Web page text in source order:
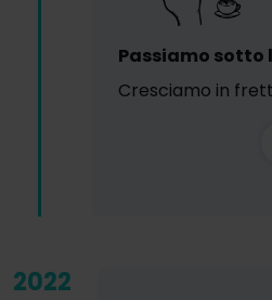
Passiamo sotto
Cresciamo in
2022